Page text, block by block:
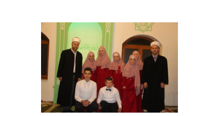
DŽEMATI
MEKTEB
ASOCIJACIJE
USLUGE
MULTIMEDIJA
KONTAKT
DONACIJE